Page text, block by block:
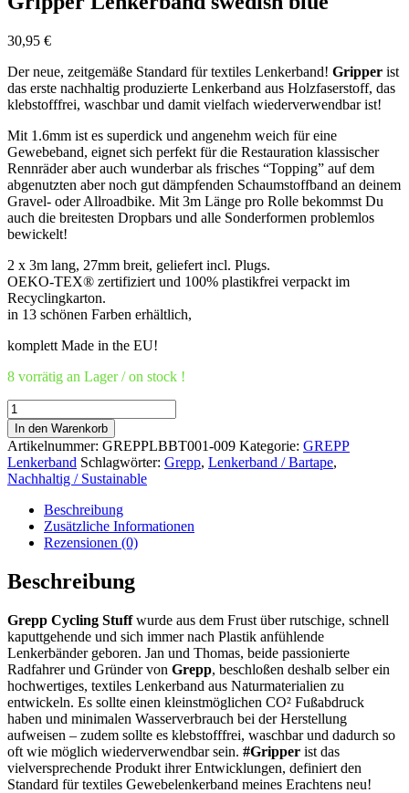
30,95 €
Der neue, zeitgemäße Standard für textiles Lenkerband! Gripper ist
das erste nachhaltig produzierte Lenkerband aus Holzfaserstoff, das
klebstofffrei, waschbar und damit vielfach wiederverwendbar ist!
Mit 1.6mm ist es superdick und angenehm weich für eine
Gewebeband, eignet sich perfekt für die Restauration klassischer
Rennräder aber auch wunderbar als frisches “Topping” auf dem
abgenutzten aber noch gut dämpfenden Schaumstoffband an deinem
Gravel- oder Allroadbike. Mit 3m Länge pro Rolle bekommst Du
auch die breitesten Dropbars und alle Sonderformen problemlos
bewickelt!
2 x 3m lang, 27mm breit, geliefert incl. Plugs.
OEKO-TEX® zertifiziert und 100% plastikfrei verpackt im
Recyclingkarton.
in 13 schönen Farben erhältlich,
komplett Made in the EU!
8 vorrätig an Lager / on stock !
Gripper
Lenkerband
swedish
blue
Menge
In den Warenkorb
Artikelnummer: GREPPLBBT001-009 Kategorie: GREPP
Lenkerband Schlagwörter: Grepp, Lenkerband / Bartape,
Nachhaltig / Sustainable
Beschreibung
Zusätzliche Informationen
Rezensionen (0)
Beschreibung
Grepp Cycling Stuffwurde aus dem Frust über rutschige, schnell
kaputtgehende und sich immer nach Plastik anfühlende
Lenkerbänder geboren. Jan und Thomas, beide passionierte
Radfahrer und Gründer von Grepp, beschloßen deshalb selber ein
hochwertiges, textiles Lenkerband aus Naturmaterialien zu
entwickeln. Es sollte einen kleinstmöglichen CO² Fußabdruck
haben und minimalen Wasserverbrauch bei der Herstellung
aufweisen – zudem sollte es klebstofffrei, waschbar und dadurch so
oft wie möglich wiederverwendbar sein. #Gripper ist das
vielversprechende Produkt ihrer Entwicklungen, definiert den
Standard für textiles Gewebelenkerband meines Erachtens neu!